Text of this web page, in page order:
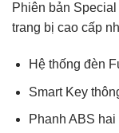
Phiên bản
trang bị cao cấp
Hệ thống đèn
Smart Key
Phanh ABS